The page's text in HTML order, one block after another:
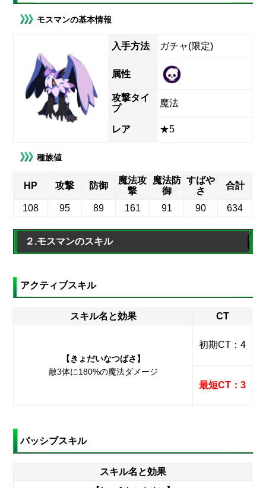
モスマンの基本情報
入手方法 ガチャ(限定)
属性
攻撃タイ
プ
魔法
レア ★5
種族値
HP 攻撃 防御
魔法攻
撃
魔法防
御
すばや
さ
合計
108 95 89 161 91 90 634
２.モスマンのスキル
アクティブスキル
スキル名と効果 CT
【きょだいなつばさ】
敵3体に180%の魔法ダメージ
初期CT：4
最短CT：3
パッシブスキル
スキル名と効果